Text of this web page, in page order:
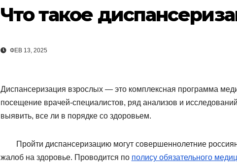
Что такое
ФЕВ 13, 2025
Диспансеризация взрослых — это комплексная программа
посещение врачей-специалистов, ряд анализов и
выявить, все ли в порядке со здоровьем.
Пройти диспансеризацию могут совершеннолетние
жалоб на здоровье. Проводится по полису обязательного